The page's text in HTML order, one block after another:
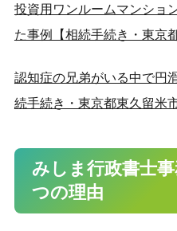
投資用ワンルームマンショ
た事例【相続手続き・東京
認知症の兄弟がいる中で円
続手続き・東京都東久留米市
みしま行政書士
つの理由